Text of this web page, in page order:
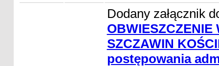
Dodany załącznik
OBWIESZCZENIE
SZCZAWIN
postępowania